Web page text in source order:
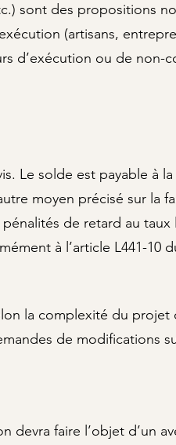
sont des propositions
(artisans,
d’exécution ou de non-
Le solde est payable à
moyen précisé sur la
de retard au taux
à l’article L441-10
la complexité du projet
de modifications
faire l’objet d’un